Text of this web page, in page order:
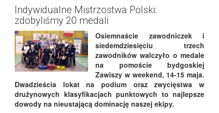
Indywidualne Mistrzostwa Polski:
zdobyliśmy 20 medali
Osiemnaście zawodniczek i
siedemdziesięciu trzech
zawodników walczyło o medale
na pomoście bydgoskiej
Zawiszy w weekend, 14-15 maja.
Dwadzieścia lokat na podium oraz zwycięstwa w
drużynowych klasyfikacjach punktowych to najlepsze
dowody na nieustającą dominację naszej ekipy.